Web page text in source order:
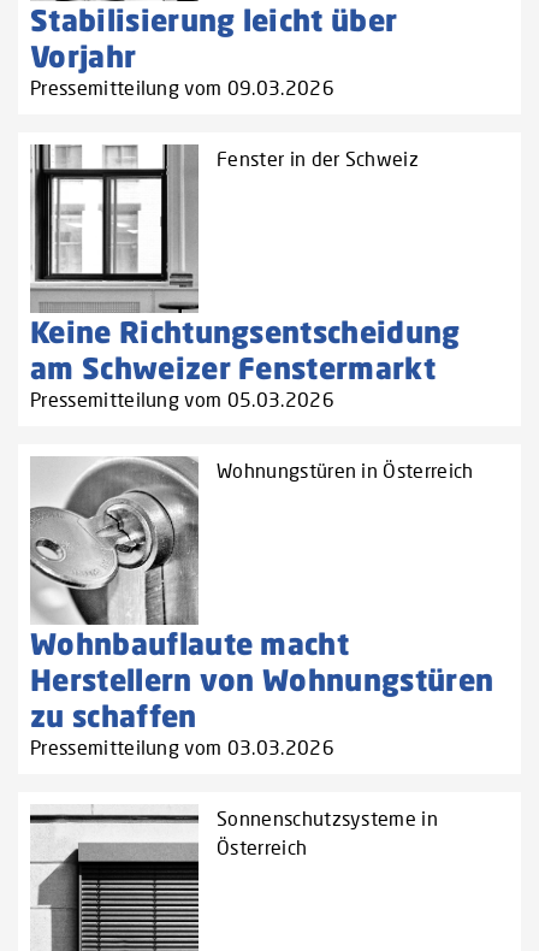
Stabilisierung leicht über
Vorjahr
Pressemitteilung vom 09.03.2026
Fenster in der Schweiz
Keine Richtungsentscheidung
am Schweizer Fenstermarkt
Pressemitteilung vom 05.03.2026
Wohnungstüren in Österreich
Wohnbauflaute macht
Herstellern von Wohnungstüren
zu schaffen‌
Pressemitteilung vom 03.03.2026
Sonnenschutzsysteme in
Österreich